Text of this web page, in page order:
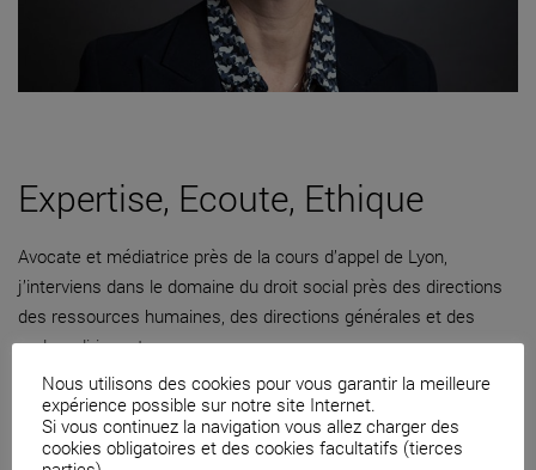
Expertise, Ecoute, Ethique
Avocate et médiatrice près de la cours d’appel de Lyon,
j’interviens dans le domaine du droit social près des directions
des ressources humaines, des directions générales et des
cadres dirigeants.
04 82 53 71 51
Contacter par mail
Nous utilisons des cookies pour vous garantir la meilleure
expérience possible sur notre site Internet.
Si vous continuez la navigation vous allez charger des
cookies obligatoires et des cookies facultatifs (tierces